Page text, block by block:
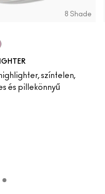
8 Shade
színtelen,
és pillekönnyű